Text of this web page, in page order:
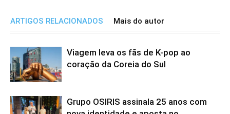
ARTIGOS RELACIONADOS Mais do autor
Viagem leva os fãs de K-pop ao
coração da Coreia do Sul
Grupo OSIRIS assinala 25 anos com